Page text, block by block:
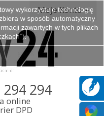
Moje Konto
294 294
online
DPD
wykorzystuje technologię
w sposób automatyczny
zawartych w tych plikach